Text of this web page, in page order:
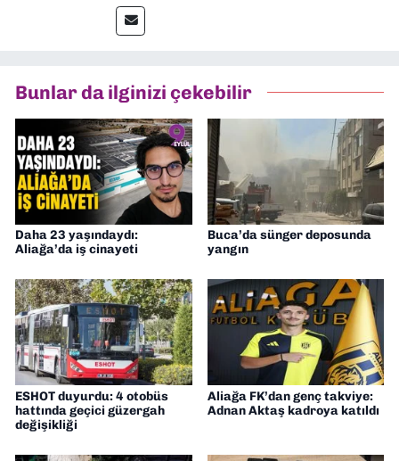
Gazetesi gibi yayınlarda görev alarak
gazetecilik kariyerime başladım. Şubat
muhabirliği yapıyorum.
Bunlar da ilginizi çekebilir
Daha 23 yaşındaydı:
Aliağa’da iş cinayeti
Buca’da sünger deposunda
yangın
ESHOT duyurdu: 4 otobüs
hattında geçici güzergah
değişikliği
Aliağa FK’dan genç takviye:
Adnan Aktaş kadroya katıldı